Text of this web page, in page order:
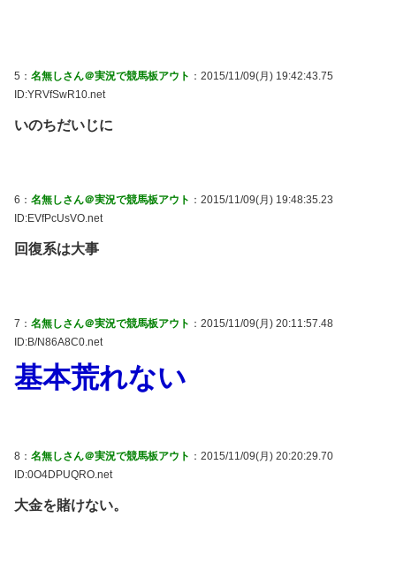
5： 名無しさん＠実況で競馬板アウト ：2015/11/09(月) 19:42:43.75
ID:YRVfSwR10.net
いのちだいじに
6： 名無しさん＠実況で競馬板アウト ：2015/11/09(月) 19:48:35.23
ID:EVfPcUsVO.net
回復系は大事
7： 名無しさん＠実況で競馬板アウト ：2015/11/09(月) 20:11:57.48
ID:B/N86A8C0.net
基本荒れない
8： 名無しさん＠実況で競馬板アウト ：2015/11/09(月) 20:20:29.70
ID:0O4DPUQRO.net
大金を賭けない。